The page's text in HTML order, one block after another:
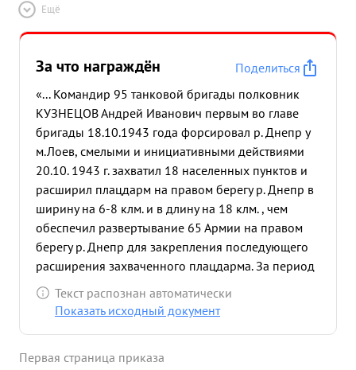
Ещё
За что награждён
Поделиться
«... Командир 95 танковой бригады полковник
КУЗНЕЦОВ Андрей Иванович первым во главе
бригады 18.10.1943 года форсировал р. Днепр у
м.Лоев, смелыми и инициативными действиями
20.10. 1943 г. захватил 18 населенных пунктов и
расширил плацдарм на правом берегу р. Днепр в
ширину на 6-8 клм. и в длину на 18 клм. , чем
обеспечил развертывание 65 Армии на правом
берегу р. Днепр для закрепления последующего
расширения захваченного плацдарма. За период
боев по расширению плацдарма на правом
берегу р Днепр 95 танковая бригада под
лошадей 31 легких и станковых пулеметов, 43
Текст распознан автоматически
Показать исходный документ
Первая страница приказа